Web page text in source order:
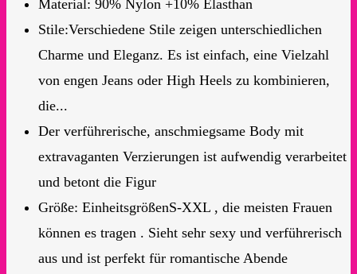
Material: 90% Nylon +10% Elasthan
Stile:Verschiedene Stile zeigen unterschiedlichen
Charme und Eleganz. Es ist einfach, eine Vielzahl
von engen Jeans oder High Heels zu kombinieren,
die...
Der verführerische, anschmiegsame Body mit
extravaganten Verzierungen ist aufwendig verarbeitet
und betont die Figur
Größe: EinheitsgrößenS-XXL , die meisten Frauen
können es tragen . Sieht sehr sexy und verführerisch
aus und ist perfekt für romantische Abende